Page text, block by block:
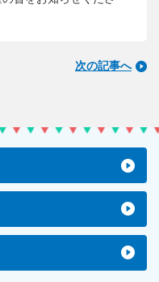
次の記事へ